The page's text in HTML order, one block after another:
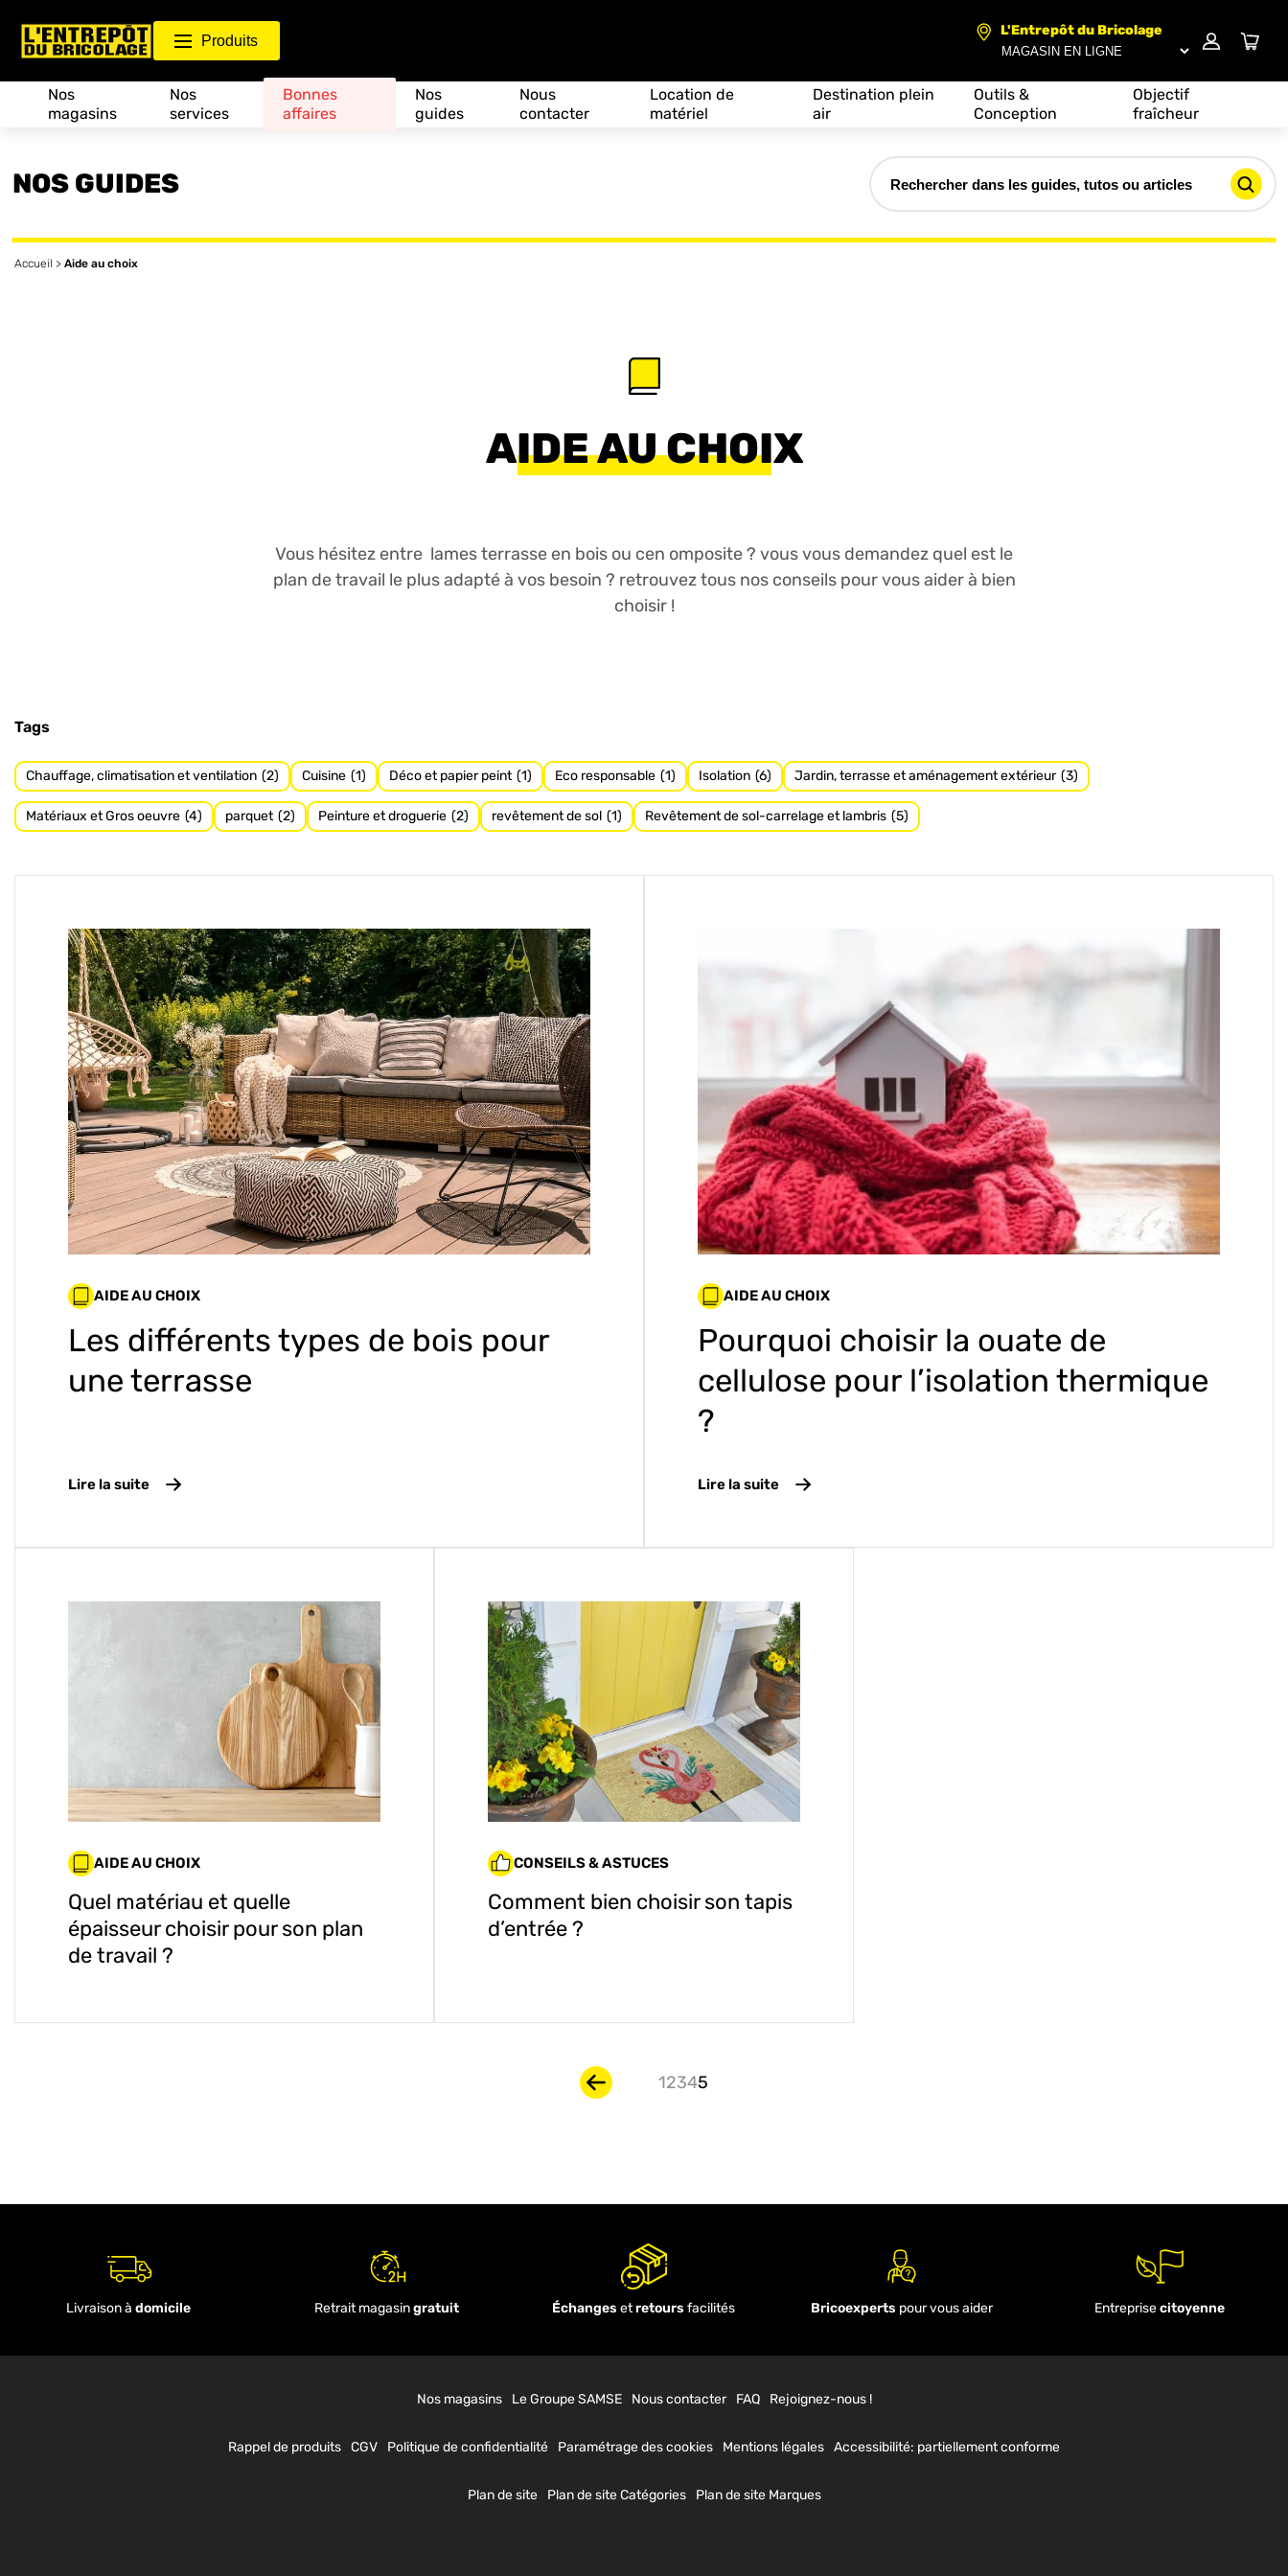
Produits
L'Entrepôt du Bricolage
Nos
magasins
Nos
services
Bonnes
affaires
Nos
guides
Nous
contacter
Location de
matériel
Destination plein
air
Outils &
Conception
Objectif
fraîcheur
NOS GUIDES
Accueil > Aide au choix
AIDE AU CHOIX
Vous hésitez entre lames terrasse en bois ou cen omposite ? vous vous demandez quel est le
plan de travail le plus adapté à vos besoin ? retrouvez tous nos conseils pour vous aider à bien
choisir !
Tags
Chauffage, climatisation et ventilation (2) Cuisine (1) Déco et papier peint (1) Eco responsable (1) Isolation (6) Jardin, terrasse et aménagement extérieur (3)
Matériaux et Gros oeuvre (4) parquet (2) Peinture et droguerie (2) revêtement de sol (1) Revêtement de sol-carrelage et lambris (5)
AIDE AU CHOIX
Les différents types de bois pour
une terrasse
Lire la suite
AIDE AU CHOIX
Pourquoi choisir la ouate de
cellulose pour l’isolation thermique
?
Lire la suite
AIDE AU CHOIX
Quel matériau et quelle
épaisseur choisir pour son plan
de travail ?
CONSEILS & ASTUCES
Comment bien choisir son tapis
d’entrée ?
12345
Livraison àdomicile Retrait magasingratuit Échanges etretours facilités Bricoexperts pour vous aider Entreprisecitoyenne
Nos magasins Le Groupe SAMSE Nous contacter FAQ Rejoignez-nous !
Rappel de produits CGV Politique de confidentialité Paramétrage des cookies Mentions légales Accessibilité: partiellement conforme
Plan de site Plan de site Catégories Plan de site Marques